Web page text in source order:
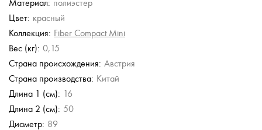
Зонт-трость
4 554 руб.
7 590 руб.
Зонт-трость
4 554 руб.
7 590 руб.
Материал: полиэстер
Цвет: красный
Коллекция: Fiber Compact Mini
Вес (кг): 0,15
Страна происхождения: Австрия
Страна производства: Китай
Длина 1 (см): 16
Длина 2 (см): 50
Диаметр: 89